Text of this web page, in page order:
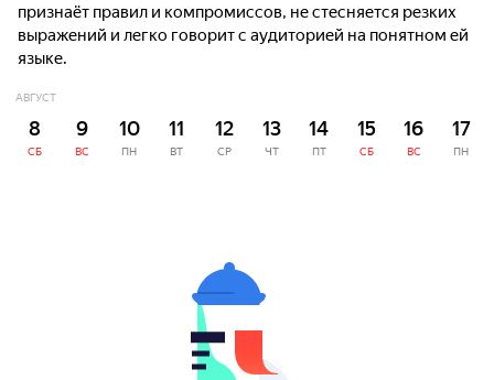
признаёт правил и компромиссов, не стесняется резких
выражений и легко говорит с аудиторией на понятном ей
языке.
АВГУСТ
8
СБ
9
ВС
10
ПН
11
ВТ
12
СР
13
ЧТ
14
ПТ
15
СБ
16
ВС
17
ПН